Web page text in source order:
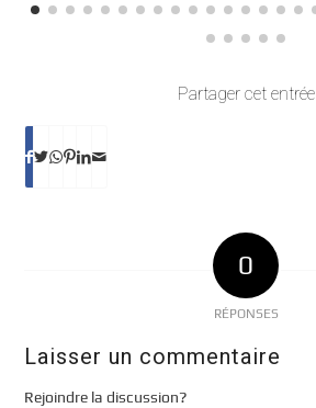
Partager cet entrée
0
RÉPONSES
Laisser un commentaire
Rejoindre la discussion?